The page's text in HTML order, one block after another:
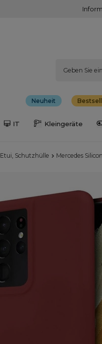
Neuheit
IT Kleingeräte
Etui, Schutzhülle Mercedes